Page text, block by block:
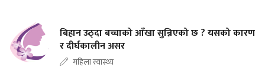
बिहान उठ्दा बच्चाको आँखा सुन्निएको छ ? यसको कारण
र दीर्घकालीन असर
महिला स्वास्थ्य